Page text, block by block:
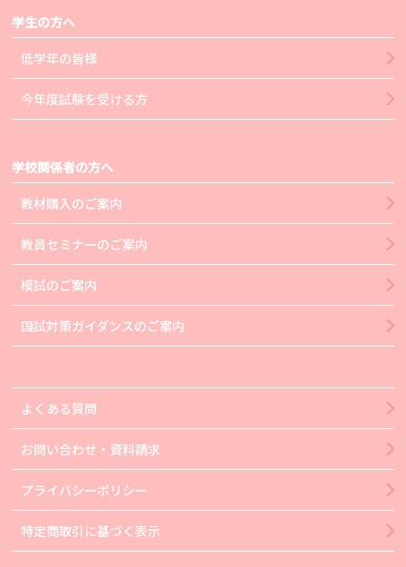
学生の方へ
低学年の皆様
今年度試験を受ける方
学校関係者の方へ
教材購入のご案内
教員セミナーのご案内
模試のご案内
国試対策ガイダンスのご案内
よくある質問
お問い合わせ・資料請求
プライバシーポリシー
特定商取引に基づく表示